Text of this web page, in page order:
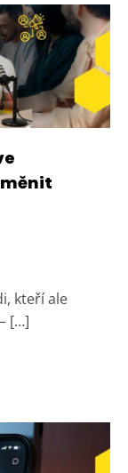
kteří ale
[…]